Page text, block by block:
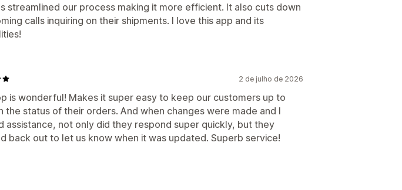
streamlined our process making it more efficient. It also cuts down
calls inquiring on their shipments. I love this app and its
2 de julho de 2026
is wonderful! Makes it super easy to keep our customers up to
the status of their orders. And when changes were made and I
assistance, not only did they respond super quickly, but they
back out to let us know when it was updated. Superb service!